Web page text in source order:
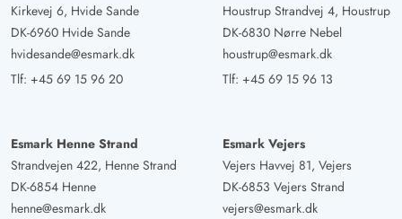
Kirkevej 6, Hvide Sande
DK-6960 Hvide Sande
hvidesande@esmark.dk
Tlf: +45 69 15 96 20
Houstrup Strandvej 4, Houstrup
DK-6830 Nørre Nebel
houstrup@esmark.dk
Tlf: +45 69 15 96 13
Esmark Henne Strand
Strandvejen 422, Henne Strand
DK-6854 Henne
henne@esmark.dk
Esmark Vejers
Vejers Havvej 81, Vejers
DK-6853 Vejers Strand
vejers@esmark.dk